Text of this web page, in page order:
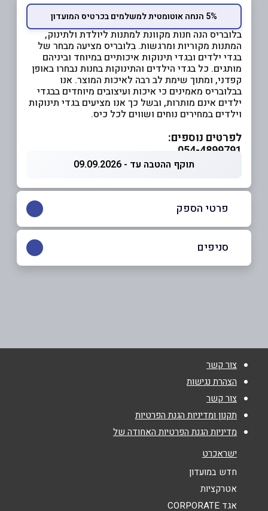
5% הנחה אוטומטית למשלמים בכרטיס המועדון
בלובריס הנה חנות מקוונת למתנות ליולדת ולתינוק,
המתנות מקוריות ומרגשות. בלובריס מציעה מבחר של
בגדי ילדים ובגדי תינוקות איכותיים במיוחד וביניהם
מותגים. כל בגדי הילדים והתינוקות בחנות נבחרו באופן
קפדני, ומתוך שימת לב רבה לאיכות המוצר. אנו
בבלובריס מאמינים כי איכות ועיצובים מיוחדים בבגדי
ילדים אינם מותרות, ובשל כך אנו מציעים בגדי תינוקות
וילדים במחירים נוחים ושווים לכל כיס.
לפרטים נוספים:
054-4899791
תוקף ההטבה עד - 09.09.2026
פרטי הספק
נושא*
אנא חזרו אלי בקשר ל...
סניפים
צור קשר
הצהרת נגישות
צור קשר
תקנון ומדיניות הגנת הפרטיות
מדיניות הגנת הפרטיות האחודה של
ישראכרט
חדש במועדון
אטרקציות
אגד CORPORATE